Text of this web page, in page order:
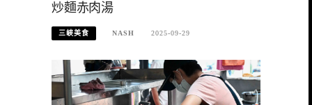
炒麵赤肉湯
三峽美食 NASH 2025-09-29